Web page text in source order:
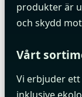
produkter är
och skydd
Vårt
Vi erbjuder